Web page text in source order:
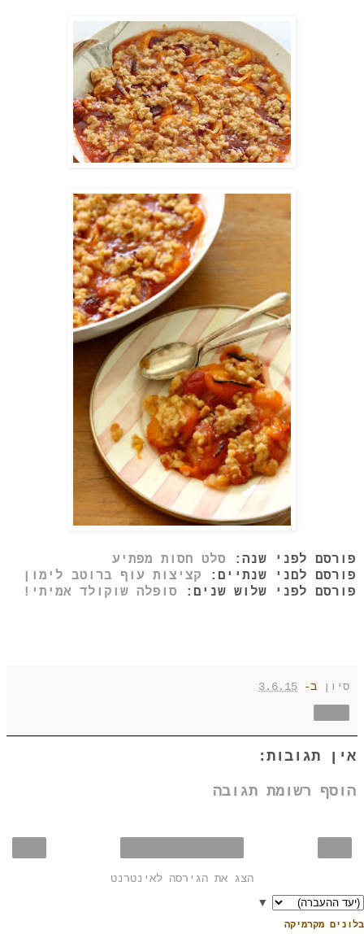
פורסם לפני שנה: סלט חסות מפתיע
פורסם לםני שנתיים: קציצות עוף ברוטב לימון
פורסם לפני שלוש שנים:
סופלה שוקולד אמיתי!
סיון ב- 3.6.15
אין תגובות:
הוסף רשומת תגובה
הצג את הגירסה לאינטרנט
▼
בלונים מקרמיקה